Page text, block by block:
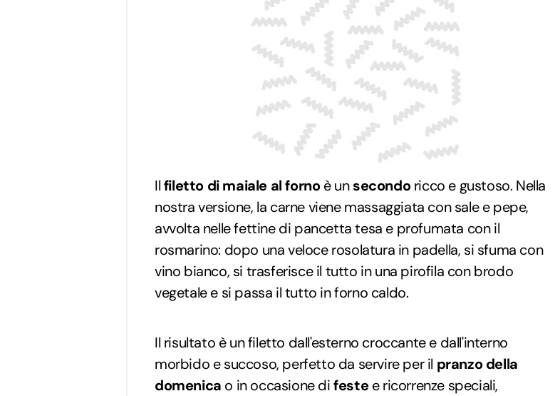
Ilfiletto di maiale al fornoè unsecondoricco e gustoso. Nella
nostra versione, la carne viene massaggiata con sale e pepe,
avvolta nelle fettine di pancetta tesa e profumata con il
rosmarino: dopo una veloce rosolatura in padella, si sfuma con
vino bianco, si trasferisce il tutto in una pirofila con brodo
vegetale e si passa il tutto in forno caldo.
Il risultato è un filetto dall'esterno croccante e dall'interno
morbido e succoso, perfetto da servire per il pranzo della
domenica o in occasione difestee ricorrenze speciali,